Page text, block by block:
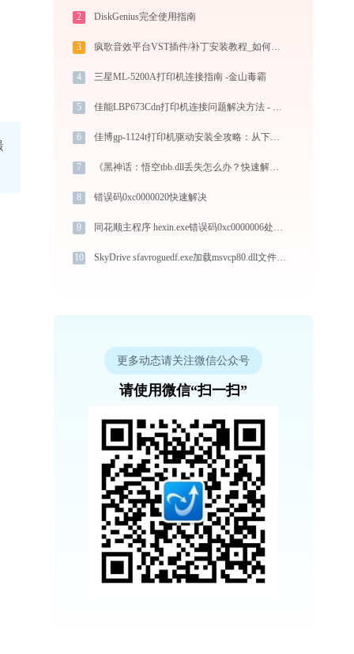
2 DiskGenius完全使用指南
3 疯歌音效平台VST插件/补丁安装教程_如何加载插件效果包
4 三星ML-5200A打印机连接指南 -金山毒霸
5 佳能LBP673Cdn打印机连接问题解决方法 - 金山毒霸
6 佳博gp-1124t打印机驱动安装全攻略：从下载到安装完全教程
7 《黑神话：悟空tbb.dll丢失怎么办？快速解决指南》
8 错误码0xc0000020快速解决
9 同花顺主程序 hexin.exe错误码0xc0000006处理办法
10 SkyDrive sfavroguedf.exe加载msvcp80.dll文件丢失处理办法
更多动态请关注微信公众号
请使用微信“扫一扫”